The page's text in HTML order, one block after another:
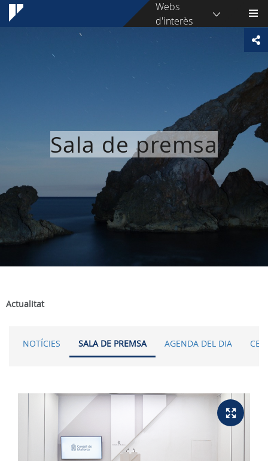
Webs
d'interès
Sala de premsa
Actualitat
NOTÍCIES SALA DE PREMSA AGENDA DEL DIA